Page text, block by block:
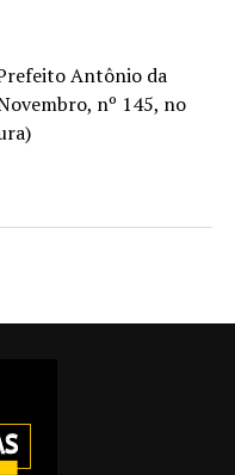
Antônio da
nº 145, no